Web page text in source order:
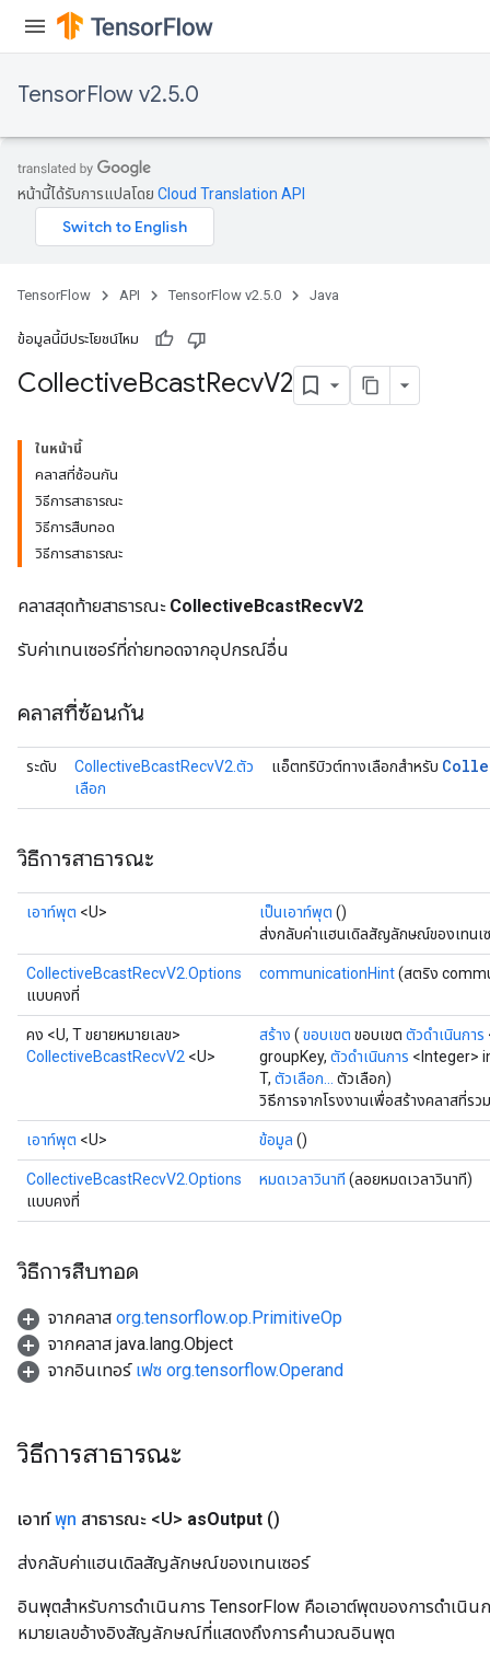
TensorFlow v2.5.0
หน้านี้ได้รับการแปลโดย Cloud Translation API
TensorFlow API TensorFlow v2.5.0 Java
ข้อมูลนี้มีประโยชน์ไหม
CollectiveBcastRecvV2
ในหน้านี้
คลาสที่ซ้อนกัน
วิธีการสาธารณะ
วิธีการสืบทอด
วิธีการสาธารณะ
คลาสสุดท้ายสาธารณะ CollectiveBcastRecvV2
รับค่าเทนเซอร์ที่ถ่ายทอดจากอุปกรณ์อื่น
คลาสที่ซ้อนกัน
ระดับ
CollectiveBcastRecvV2.ตัว
เลือก
แอ็ตทริบิวต์ทางเลือกสำหรับ
วิธีการสาธารณะ
เอาท์พุต <U> เป็นเอาท์พุต ()
ส่งกลับค่าแฮนเดิลสัญลักษณ์ของเทนเ
CollectiveBcastRecvV2.Options
แบบคงที่
communicationHint(สตริง
คง <U, T ขยายหมายเลข>
CollectiveBcastRecvV2 <U>
สร้าง ( ขอบเขต ขอบเขต ตัวดำเนินการ
groupKey, ตัวดำเนินการ <Integer>
T, ตัวเลือก...
ตัวเลือก)
วิธีการจากโรงงานเพื่อสร้างคลาสที่ร
เอาท์พุต <U> ข้อมูล ()
CollectiveBcastRecvV2.Options
แบบคงที่
หมดเวลาวินาที (ลอยหมดเวลาวินาที)
วิธีการสืบทอด
จากคลาส org.tensorflow.op.PrimitiveOp
จากคลาส java.lang.Object
จากอินเทอร์ เฟซ org.tensorflow.Operand
วิธีการสาธารณะ
เอาท์พุท สาธารณะ <U> asOutput ()
ส่งกลับค่าแฮนเดิลสัญลักษณ์ของเทนเซอร์
อินพุตสำหรับการดำเนินการ TensorFlow คือเอาต์พุตของการดำเนิน
หมายเลขอ้างอิงสัญลักษณ์ที่แสดงถึงการคำนวณอินพุต